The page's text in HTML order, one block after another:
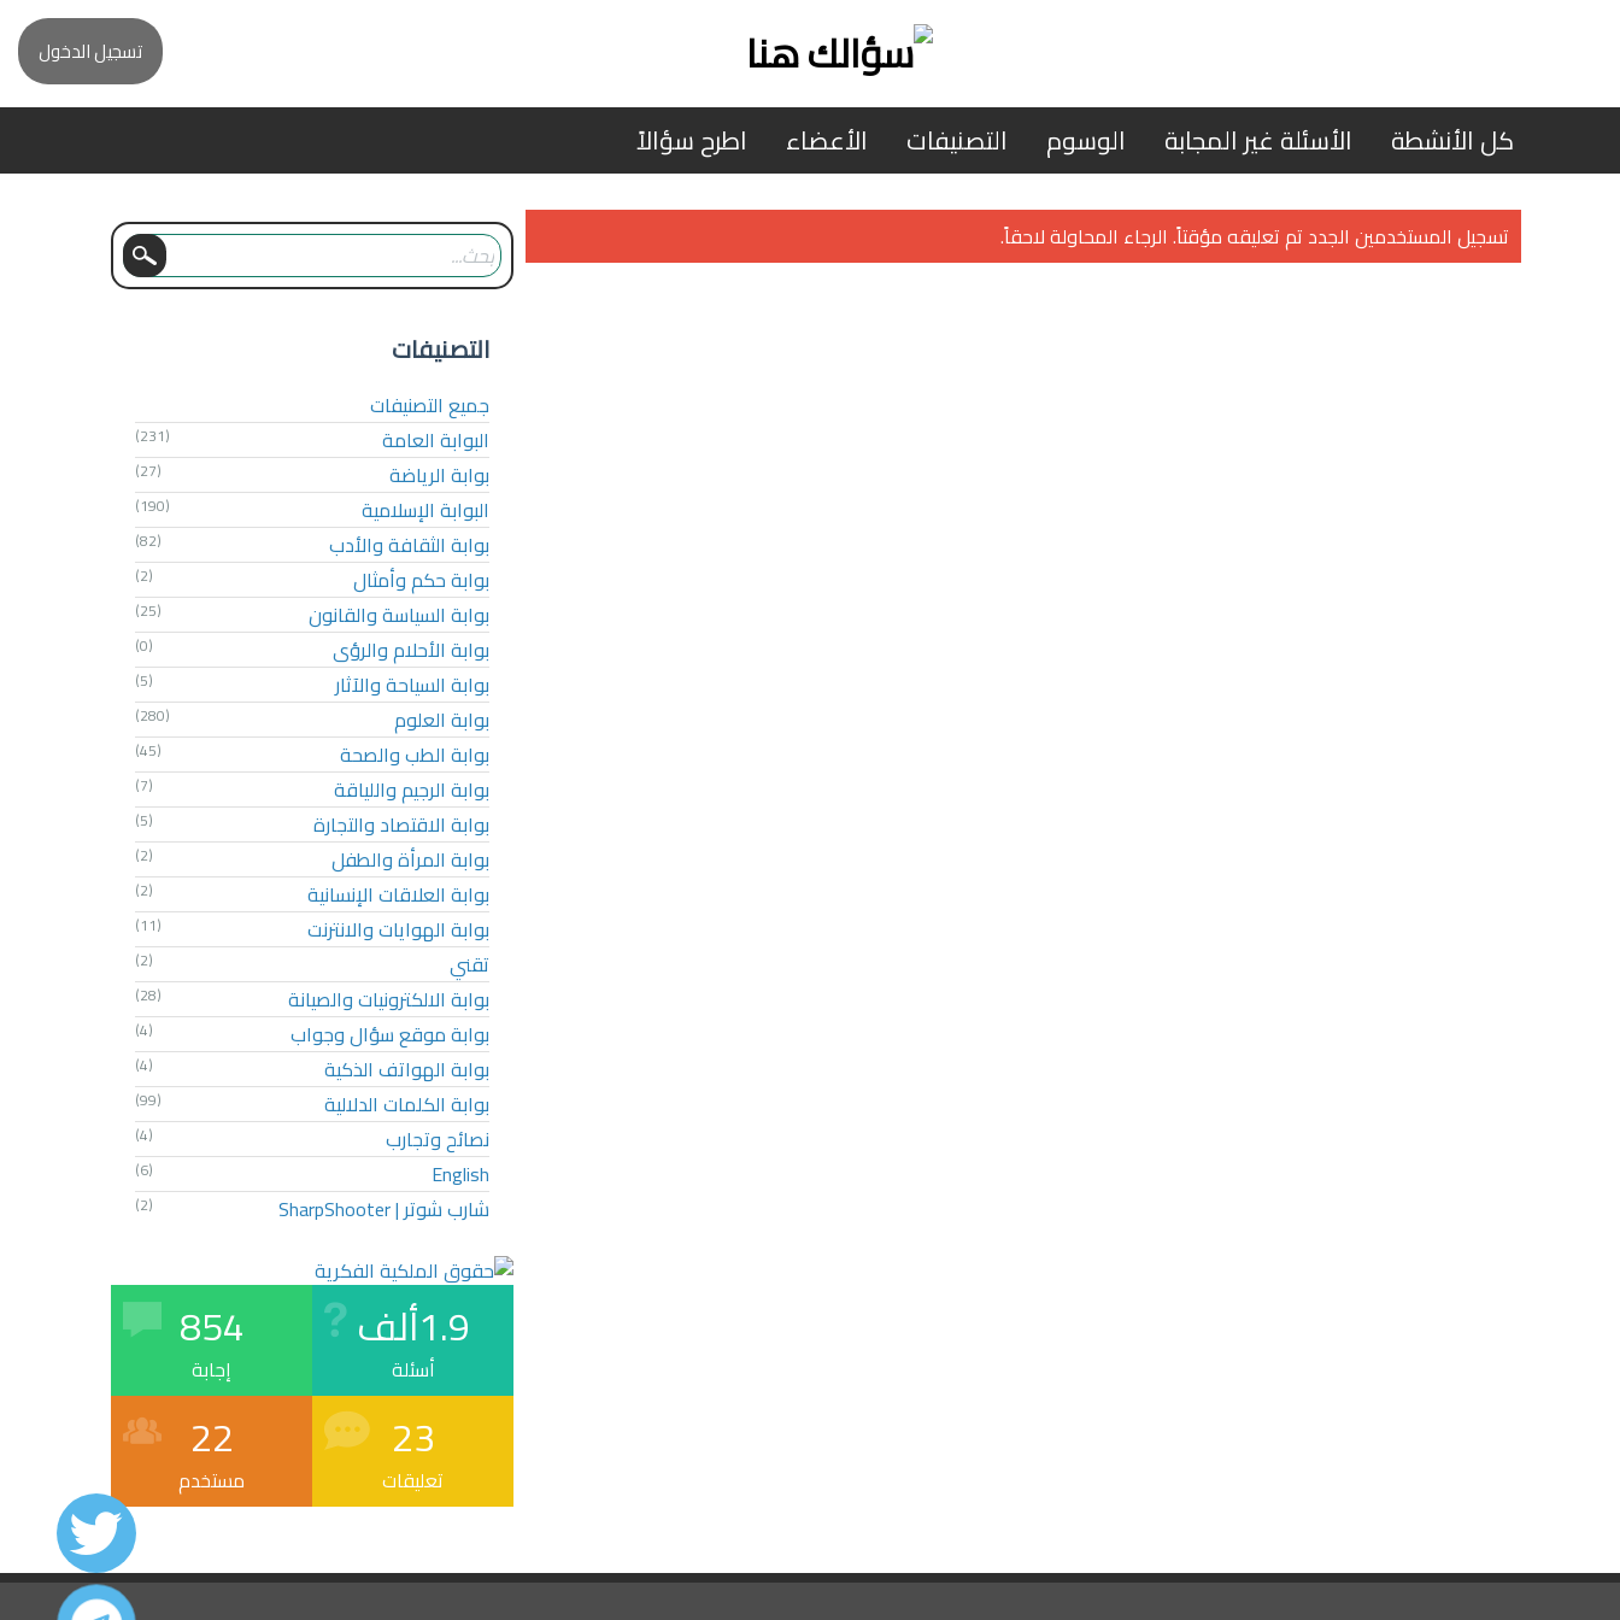
تسجيل الدخول
كل الأنشطة الأسئلة غير المجابة الوسوم التصنيفات الأعضاء اطرح سؤالاً
تسجيل المستخدمين الجدد تم تعليقه مؤقتاً. الرجاء المحاولة لاحقاً.
التصنيفات
جميع التصنيفات
البوابة العامة
(231)
بوابة الرياضة (27)
البوابة الإسلامية (190)
بوابة الثقافة والأدب (82)
بوابة حكم وأمثال (2)
بوابة السياسة والقانون (25)
بوابة الأحلام والرؤى (0)
بوابة السياحة والآثار (5)
بوابة العلوم (280)
بوابة الطب والصحة (45)
بوابة الرجيم واللياقة (7)
بوابة الاقتصاد والتجارة (5)
بوابة المرأة والطفل (2)
بوابة العلاقات الإنسانية (2)
بوابة الهوايات والانترنت (11)
تقني (2)
بوابة الالكترونيات والصيانة (28)
بوابة موقع سؤال وجواب (4)
بوابة الهواتف الذكية (4)
بوابة الكلمات الدلالية (99)
نصائح وتجارب (4)
English
(6)
شارب شوتر | SharpShooter (2)
1.9ألف
أسئلة
854
إجابة
23
تعليقات
22
مستخدم